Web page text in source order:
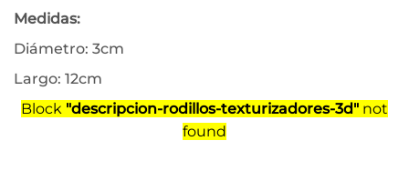
Medidas:
Diámetro: 3cm
Largo: 12cm
Block "descripcion-rodillos-texturizadores-3d" not
found